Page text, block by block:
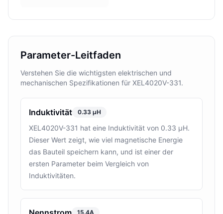
Parameter-Leitfaden
Verstehen Sie die wichtigsten elektrischen und
mechanischen Spezifikationen für XEL4020V-331.
Induktivität 0.33 µH
XEL4020V-331 hat eine Induktivität von 0.33 µH.
Dieser Wert zeigt, wie viel magnetische Energie
das Bauteil speichern kann, und ist einer der
ersten Parameter beim Vergleich von
Induktivitäten.
15.4A